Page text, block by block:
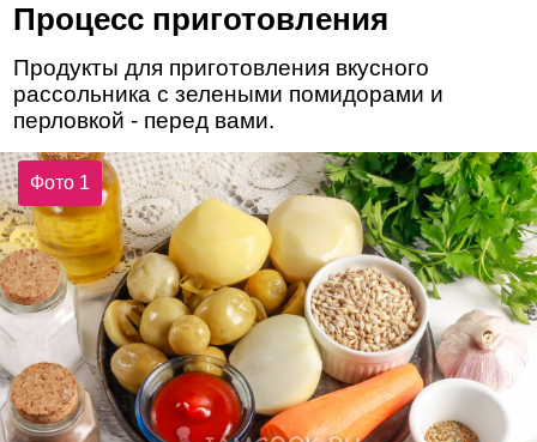
Процесс приготовления
Продукты для приготовления вкусного
рассольника с зелеными помидорами и
перловкой - перед вами.
Фото 1